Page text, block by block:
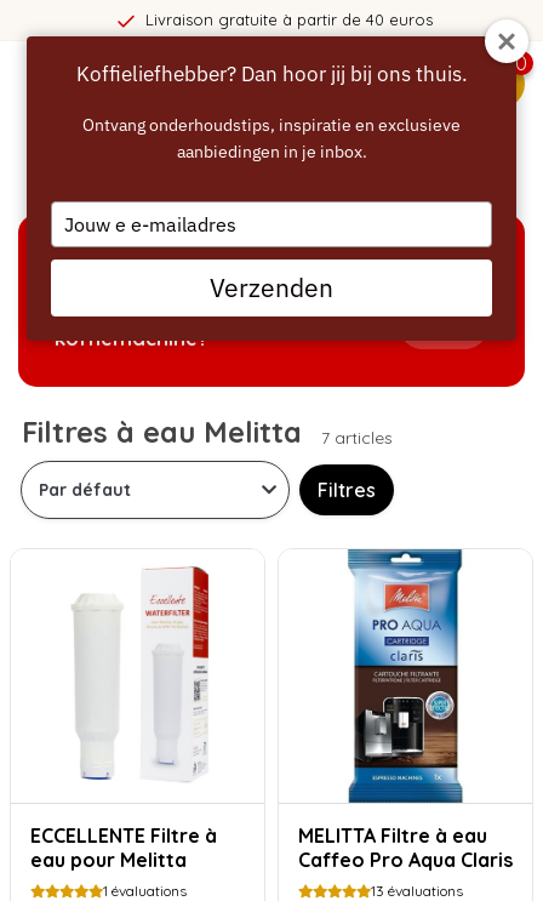
Livraison gratuite à partir de 40 euros
0
Welke producten passen bij mijn
koffiemachine?
Filtres à eau Melitta 7 articles
Filtres
ECCELLENTE Filtre à
eau pour Melitta
1 évaluations
MELITTA Filtre à eau
Caffeo Pro Aqua Claris
13 évaluations
Koffieliefhebber? Dan hoor jij bij ons thuis.
Ontvang onderhoudstips, inspiratie en exclusieve
aanbiedingen in je inbox.
Type
your
email
Verzenden